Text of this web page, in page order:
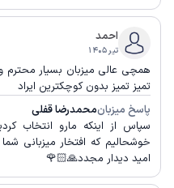
احمد
تیر ۱۴۰۵
همچی عالی میزبان بسیار
تمیز تمیز بدون کوچکترین ایراد
پاسخ میزبانمحمدرضا قفلی
سپاس از اینکه مارو انتخاب
خوشحالیم که افتخار میزبانی
امید دیدار مجدد🙏🏻🌹